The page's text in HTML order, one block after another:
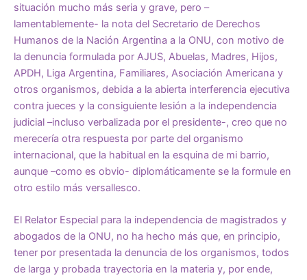
situación mucho más seria y grave, pero –
lamentablemente- la nota del Secretario de Derechos
Humanos de la Nación Argentina a la ONU, con motivo de
la denuncia formulada por AJUS, Abuelas, Madres, Hijos,
APDH, Liga Argentina, Familiares, Asociación Americana y
otros organismos, debida a la abierta interferencia ejecutiva
contra jueces y la consiguiente lesión a la independencia
judicial –incluso verbalizada por el presidente-, creo que no
merecería otra respuesta por parte del organismo
internacional, que la habitual en la esquina de mi barrio,
aunque –como es obvio- diplomáticamente se la formule en
otro estilo más versallesco.
El Relator Especial para la independencia de magistrados y
abogados de la ONU, no ha hecho más que, en principio,
tener por presentada la denuncia de los organismos, todos
de larga y probada trayectoria en la materia y, por ende,